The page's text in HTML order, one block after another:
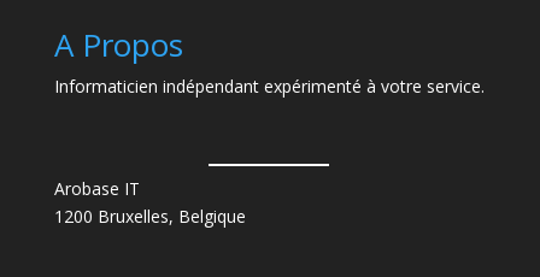
A Propos
Informaticien indépendant expérimenté à votre service.
Arobase IT
1200 Bruxelles, Belgique